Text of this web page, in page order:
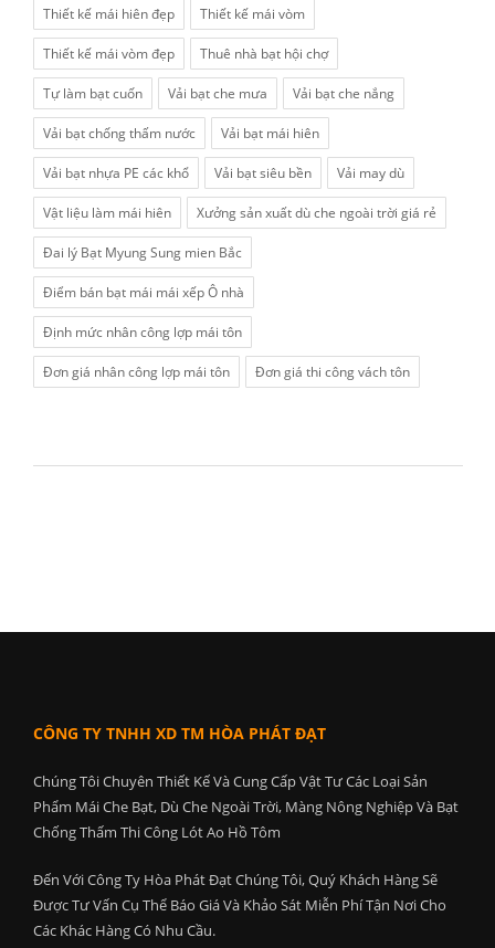
Thiết kế mái hiên đẹp Thiết kế mái vòm
Thiết kế mái vòm đẹp Thuê nhà bạt hội chợ
Tự làm bạt cuốn Vải bạt che mưa Vải bạt che nắng
Vải bạt chống thấm nước Vải bạt mái hiên
Vải bạt nhựa PE các khổ Vải bạt siêu bền Vải may dù
Vật liệu làm mái hiên Xưởng sản xuất dù che ngoài trời giá rẻ
Đai lý Bạt Myung Sung mien Bắc
Điểm bán bạt mái mái xếp Ô nhà
Định mức nhân công lợp mái tôn
Đơn giá nhân công lợp mái tôn Đơn giá thi công vách tôn
CÔNG TY TNHH XD TM HÒA PHÁT ĐẠT
Chúng Tôi Chuyên Thiết Kế Và Cung Cấp Vật Tư Các Loại Sản
Phẩm Mái Che Bạt, Dù Che Ngoài Trời, Màng Nông Nghiệp Và Bạt
Chống Thấm Thi Công Lót Ao Hồ Tôm
Đến Với Công Ty Hòa Phát Đạt Chúng Tôi, Quý Khách Hàng Sẽ
Được Tư Vấn Cụ Thể Báo Giá Và Khảo Sát Miễn Phí Tận Nơi Cho
Các Khác Hàng Có Nhu Cầu.